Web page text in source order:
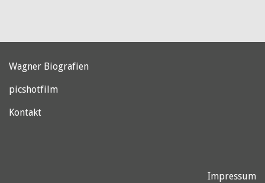
Wagner Biografien
picshotfilm
Kontakt
Impressum